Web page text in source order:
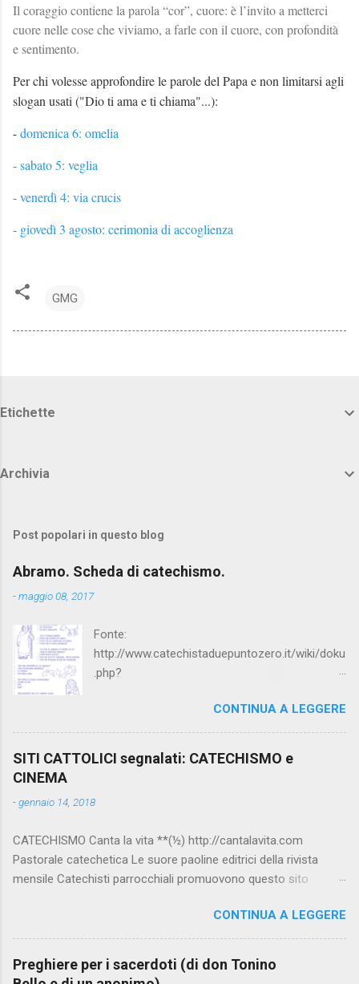
Il coraggio contiene la parola “cor”, cuore: è l’invito a metterci
cuore nelle cose che viviamo, a farle con il cuore, con profondità
e sentimento.
Per chi volesse approfondire le parole del Papa e non limitarsi agli
slogan usati ("Dio ti ama e ti chiama"...):
-domenica 6: omelia
-sabato 5: veglia
-venerdì 4: via crucis
- giovedì 3 agosto: cerimonia di accoglienza
GMG
Etichette
Archivia
Post popolari in questo blog
Abramo. Scheda di catechismo.
-maggio 08, 2017
Fonte:
http://www.catechistaduepuntozero.it/wiki/doku
.php?
CONTINUA A LEGGERE
SITI CATTOLICI segnalati: CATECHISMO e
CINEMA
-gennaio 14, 2018
CATECHISMO Canta la vita **(½) http://cantalavita.com
Pastorale catechetica Le suore paoline editrici della rivista
mensile Catechisti parrocchiali promuovono questo sito
www.facebook.com/PaolineGiovanieVangelo/ Carimo **
http://www.carimo.it Contiene i Catechismo della Chiesa
Cattolica, la Bibbia a Fumetti (novità assoluta in internet), il
CONTINUA A LEGGERE
Preghiere per i sacerdoti (di don Tonino